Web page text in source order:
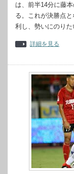
は、前半14分に藤
る。これが決勝点
利し、勢いにのり
詳細を見る